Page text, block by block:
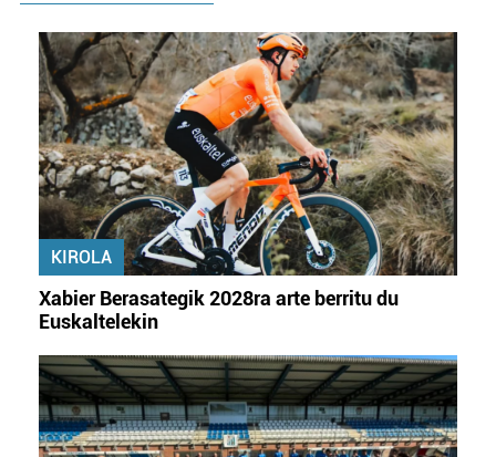
KIROLA
Xabier Berasategik 2028ra arte berritu du
Euskaltelekin